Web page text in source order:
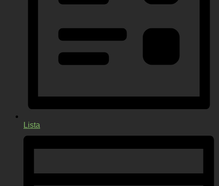
Lista